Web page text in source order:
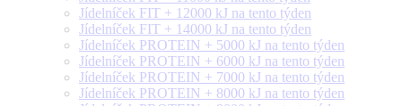
Jídelníček FIT + 12000 kJ na tento týden
Jídelníček FIT + 14000 kJ na tento týden
Jídelníček PROTEIN + 5000 kJ na tento týden
Jídelníček PROTEIN + 6000 kJ na tento týden
Jídelníček PROTEIN + 7000 kJ na tento týden
Jídelníček PROTEIN + 8000 kJ na tento týden